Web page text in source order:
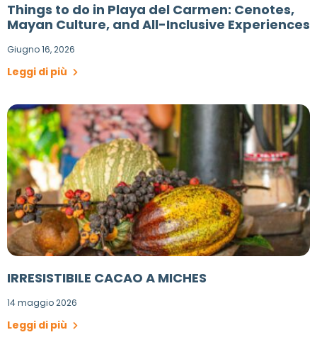
Things to do in Playa del Carmen: Cenotes,
Mayan Culture, and All-Inclusive Experiences
Giugno 16, 2026
Leggi di più
IRRESISTIBILE CACAO A MICHES
14 maggio 2026
Leggi di più